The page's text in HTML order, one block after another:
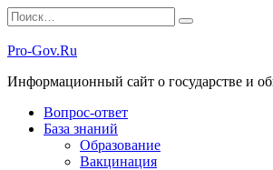
Перейти
к
содержанию
Search
for:
Pro-Gov.Ru
Информационный сайт о государстве и
Вопрос-ответ
База знаний
Образование
Вакцинация